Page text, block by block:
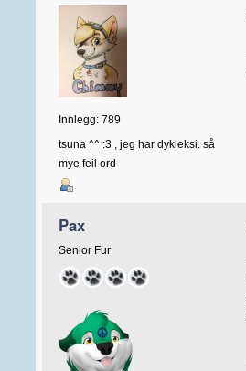
Innlegg: 789
tsuna ^^ :3 , jeg har dykleksi. så
mye feil ord
Pax
Senior Fur